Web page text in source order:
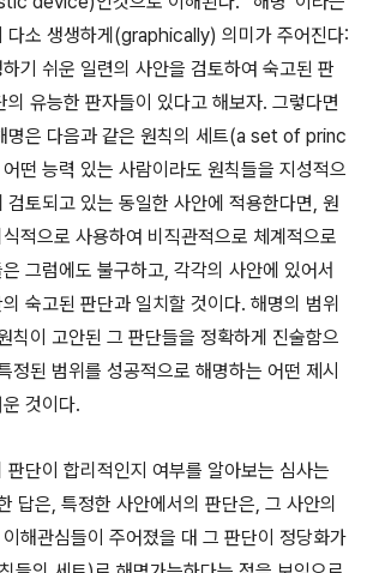
다소 생생하게(graphically) 의미가 주어진다:
기 쉬운 일련의 사안을 검토하여 숙고된 판
의 유능한 판자들이 있다고 해보자. 그렇다면
명은 다음과 같은 원칙의 세트(a set of princ
떤 능력 있는 사람이라도 원칙들을 지성적으
검토되고 있는 동일한 사안에 적용한다면, 원
적으로 사용하여 비직관적으로 체계적으로
그럼에도 불구하고, 각각의 사안에 있어서
숙고된 판단과 일치할 것이다. 해명의 범위
칙이 고안된 그 판단들을 정확하게 진술함으
정된 범위를 성공적으로 해명하는 어떤 제시
것이다.
판단이 합리적인지 여부를 알아보는 심사는
답은, 특정한 사안에서의 판단은, 그 사안의
해관심들이 주어졌을 대 그 판단이 정당화가